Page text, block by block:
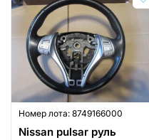
Номер лота: 8749166000
Nissan pulsar руль